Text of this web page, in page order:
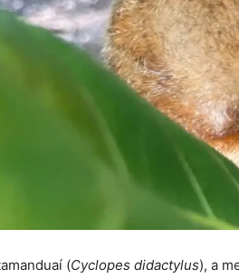
(Cyclopes didactylus), a